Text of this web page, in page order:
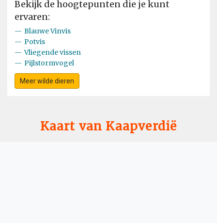
Bekijk de hoogtepunten die je kunt
ervaren:
— Blauwe Vinvis
— Potvis
— Vliegende vissen
— Pijlstormvogel
Meer wilde dieren
Kaart van Kaapverdië